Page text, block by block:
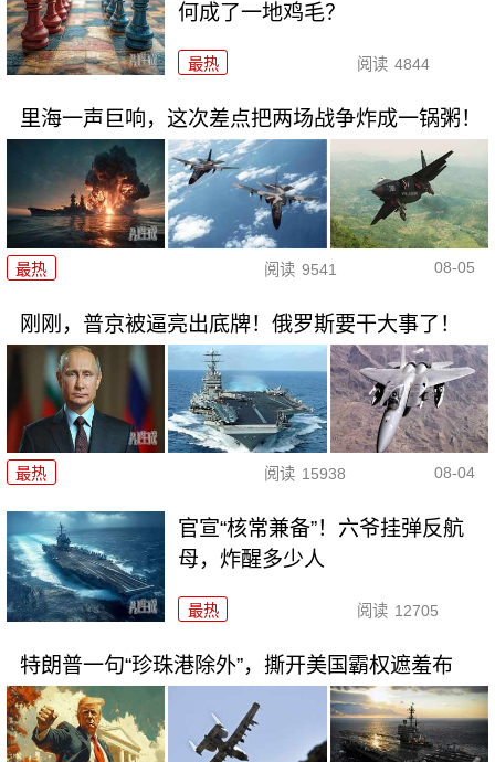
何成了一地鸡毛？
最热 阅读 4844
里海一声巨响，这次差点把两场战争炸成一锅粥！
最热 阅读 9541 08-05
刚刚，普京被逼亮出底牌！俄罗斯要干大事了！
最热 阅读 15938 08-04
官宣“核常兼备”！六爷挂弹反航
母，炸醒多少人
最热 阅读 12705
特朗普一句“珍珠港除外”，撕开美国霸权遮羞布